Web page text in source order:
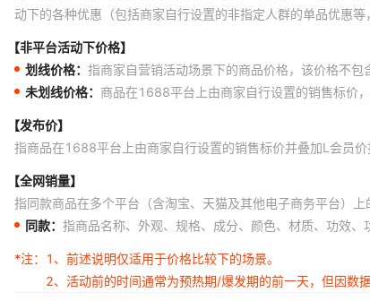
动下的各种优惠（包括商家自行设置的非指定人群的单品优惠
【非平台活动下价格】
划线价格： 指商家自营销活动场景下的商品价格，该价格不
未划线价格： 商品在1688平台上由商家自行设置的销售标价
【发布价】
指商品在1688平台上由商家自行设置的销售标价并叠加L会员价
【全网销量】
指同款商品在多个平台（含淘宝、天猫及其他电子商务平台）上
同款： 指商品名称、外观、规格、成分、颜色、材质、功效
*注：
1、前述说明仅适用于价格比较下的场景。
2、活动前的时间通常为预热期/爆发期的前一天，但因数